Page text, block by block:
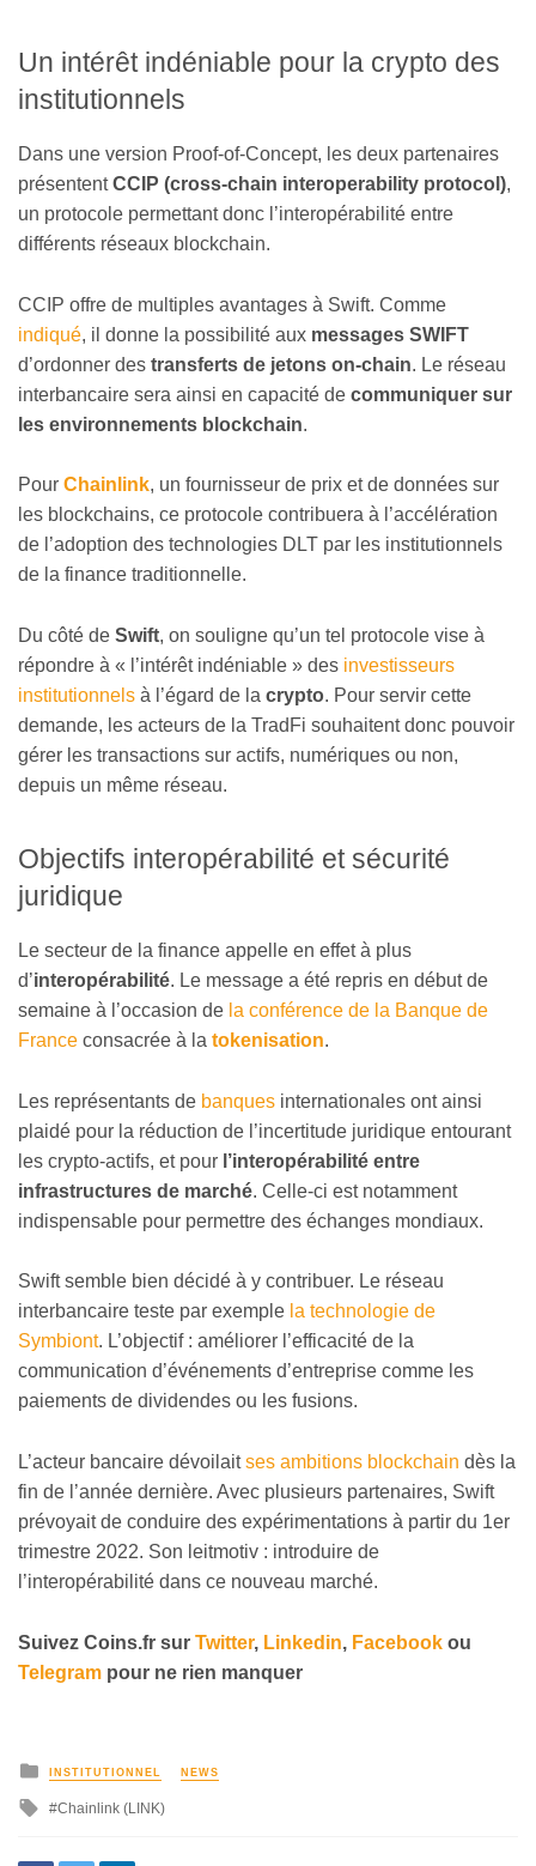
Un intérêt indéniable pour la crypto des
institutionnels
Dans une version Proof-of-Concept, les deux partenaires
présententCCIP (cross-chain interoperability protocol),
un protocole permettant donc l’interopérabilité entre
différents réseaux blockchain.
CCIP offre de multiples avantages à Swift. Comme
indiqué, il donne la possibilité aux messages SWIFT
d’ordonner des transferts de jetons on-chain. Le réseau
interbancaire sera ainsi en capacité de communiquer sur
les environnements blockchain.
Pour Chainlink, un fournisseur de prix et de données sur
les blockchains, ce protocole contribuera à l’accélération
de l’adoption des technologies DLT par les institutionnels
de la finance traditionnelle.
Du côté de Swift, on souligne qu’un tel protocole vise à
répondre à « l’intérêt indéniable » des investisseurs
institutionnels à l’égard de la crypto. Pour servir cette
demande, les acteurs de la TradFi souhaitent donc pouvoir
gérer les transactions sur actifs, numériques ou non,
depuis un même réseau.
Objectifs interopérabilité et sécurité
juridique
Le secteur de la finance appelle en effet à plus
d’interopérabilité. Le message a été repris en début de
semaine à l’occasion de la conférence de la Banque de
France consacrée à la tokenisation.
Les représentants de banques internationales ont ainsi
plaidé pour la réduction de l’incertitude juridique entourant
les crypto-actifs, et pour l’interopérabilité entre
infrastructures de marché. Celle-ci est notamment
indispensable pour permettre des échanges mondiaux.
Swift semble bien décidé à y contribuer. Le réseau
interbancaire teste par exemple la technologie de
Symbiont. L’objectif : améliorer l’efficacité de la
communication d’événements d’entreprise comme les
paiements de dividendes ou les fusions.
L’acteur bancaire dévoilaitses ambitions blockchain dès la
fin de l’année dernière. Avec plusieurs partenaires, Swift
prévoyait de conduire des expérimentations à partir du 1er
trimestre 2022. Son leitmotiv : introduire de
l’interopérabilité dans ce nouveau marché.
Suivez Coins.fr sur Twitter, Linkedin, Facebook ou
Telegram pour ne rien manquer
INSTITUTIONNEL NEWS
Chainlink (LINK)